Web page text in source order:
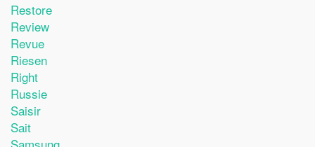
Restore
Review
Revue
Riesen
Right
Russie
Saisir
Sait